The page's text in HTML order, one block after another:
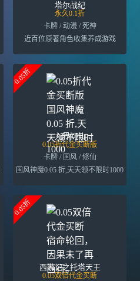
塔尔战纪
永久0.1折
卡牌 / 动漫 / 死神
近百位原著角色收集养成游戏
0.05折
九界问仙
0.05折代金买断版
卡牌 / 国风 / 修仙
国风神魔0.05 折,天天领不限时1000
0.05折
西游记之托塔天王
0.05双倍代金买断